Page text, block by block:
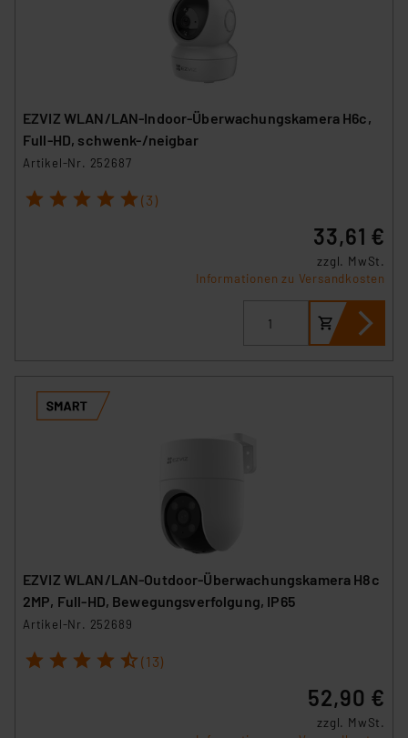
EZVIZ WLAN/LAN-Indoor-Überwachungskamera H6c,
Full-HD, schwenk-/neigbar
Artikel-Nr. 252687
1 2 3 4 5 (3)
33,61 €
zzgl. MwSt.
Informationen zu Versandkosten
EZVIZ WLAN/LAN-Outdoor-Überwachungskamera H8c
2MP, Full-HD, Bewegungsverfolgung, IP65
Artikel-Nr. 252689
1 2 3 4 5 (13)
52,90 €
zzgl. MwSt.